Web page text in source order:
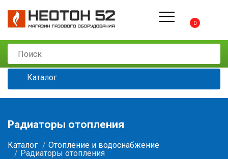
0
Каталог
Радиаторы отопления
Каталог
Отопление и водоснабжение
Радиаторы отопления